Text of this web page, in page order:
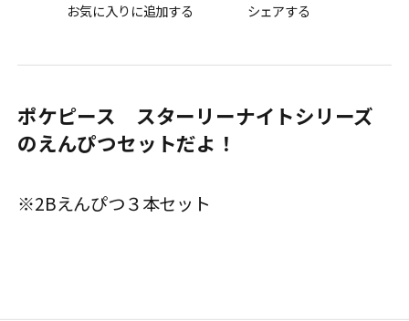
お気に入りに追加する シェアする
ポケピース スターリーナイトシリーズ
のえんぴつセットだよ！
※2Bえんぴつ３本セット